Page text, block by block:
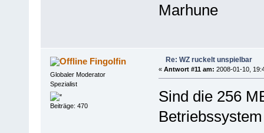
Marhune
Fingolfin
Globaler Moderator
Spezialist
Beiträge: 470
Re: WZ ruckelt unspielbar
« Antwort #11 am: 2008-01-10,
Sind die 256